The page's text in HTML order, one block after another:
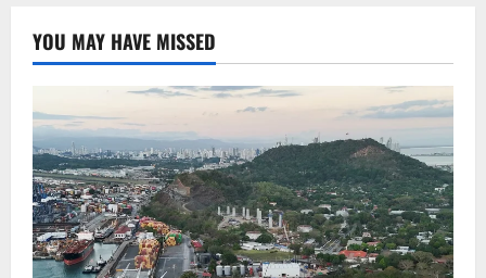
YOU MAY HAVE MISSED